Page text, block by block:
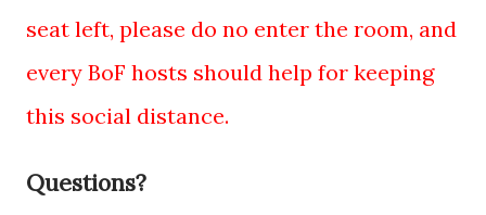
seat left, please do no enter the room, and
every BoF hosts should help for keeping
this social distance.
Questions?